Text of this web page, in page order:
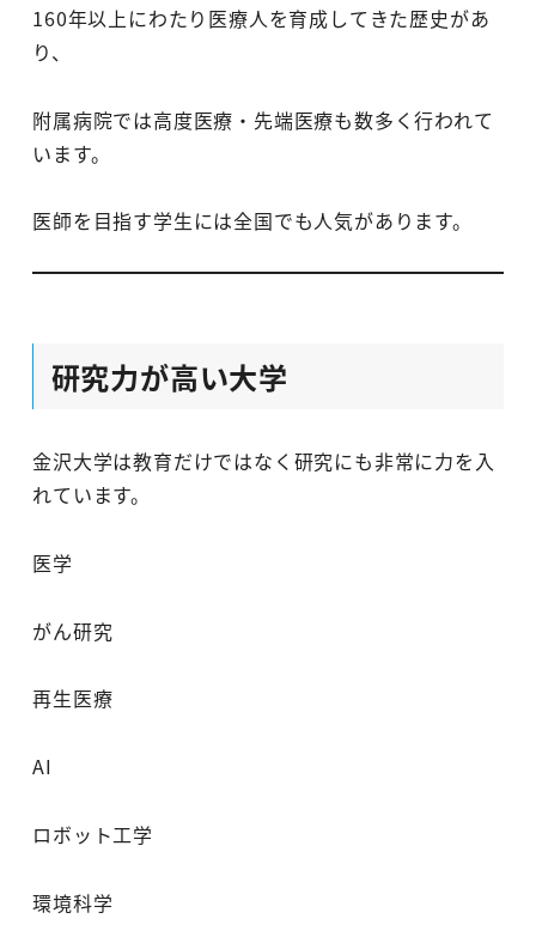
160年以上にわたり医療人を育成してきた歴史があ
り、
附属病院では高度医療・先端医療も数多く行われて
います。
医師を目指す学生には全国でも人気があります。
研究力が高い大学
金沢大学は教育だけではなく研究にも非常に力を入
れています。
医学
がん研究
再生医療
AI
ロボット工学
環境科学